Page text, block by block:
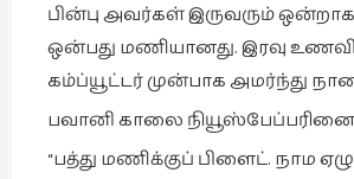
பின்பு அவர்கள் இருவரும் ஒன்றாக
ஒன்பது மணியானது. இரவு
கம்ப்யூட்டர் முன்பாக அமர்ந்து
பவானி காலை
“பத்து மணிக்குப் பிளைட். நாம